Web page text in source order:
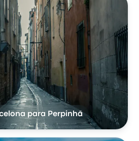
para Perpinhã